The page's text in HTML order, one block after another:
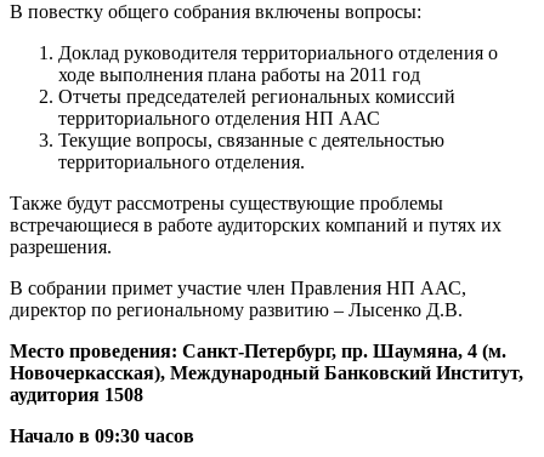
В повестку общего собрания включены вопросы:
Доклад руководителя территориального отделения о
ходе выполнения плана работы на 2011 год
Отчеты председателей региональных комиссий
территориального отделения НП ААС
Текущие вопросы, связанные с деятельностью
территориального отделения.
Также будут рассмотрены существующие проблемы
встречающиеся в работе аудиторских компаний и путях их
разрешения.
В собрании примет участие член Правления НП ААС,
директор по региональному развитию – Лысенко Д.В.
Место проведения: Санкт-Петербург, пр. Шаумяна, 4 (м.
Новочеркасская), Международный Банковский Институт,
аудитория 1508
Начало в 09:30 часов